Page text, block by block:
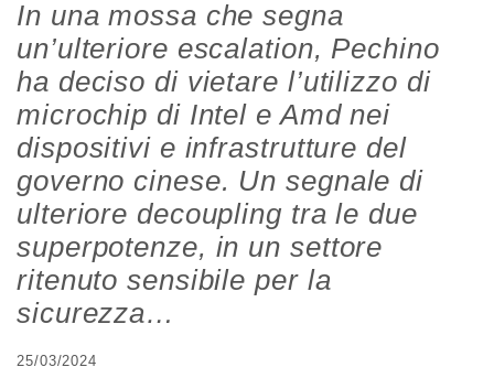
In una mossa che segna
un’ulteriore escalation, Pechino
ha deciso di vietare l’utilizzo di
microchip di Intel e Amd nei
dispositivi e infrastrutture del
governo cinese. Un segnale di
ulteriore decoupling tra le due
superpotenze, in un settore
ritenuto sensibile per la
sicurezza…
25/03/2024